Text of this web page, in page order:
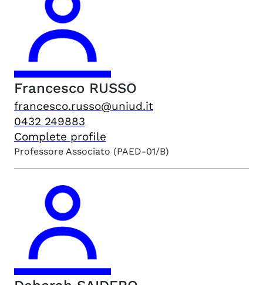
Francesco RUSSO
francesco.russo@uniud.it
0432 249883
Complete profile
Professore Associato (PAED-01/B)